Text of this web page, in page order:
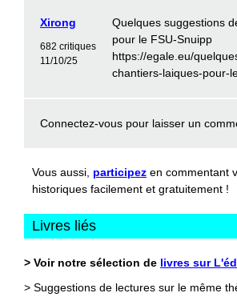
Xirong
682 critiques
11/10/25
Quelques suggestions
pour le FSU-Snuipp
https://egale.eu/
chantiers-laiques-pour-
Connectez-vous pour laisser un
Vous aussi, participez en commentant
historiques facilement et gratuitement !
Livres liés
> Voir notre sélection de livres sur
> Suggestions de lectures sur le même